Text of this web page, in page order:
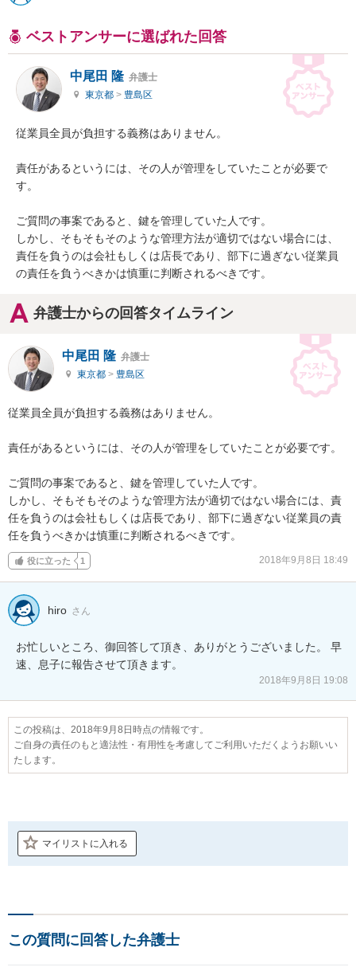
ベストアンサーに選ばれた回答
中尾田 隆 弁護士
東京都 > 豊島区
従業員全員が負担する義務はありません。
責任があるというには、その人が管理をしていたことが必要で
す。
ご質問の事案であると、鍵を管理していた人です。
しかし、そもそもそのような管理方法が適切ではない場合には、
責任を負うのは会社もしくは店長であり、部下に過ぎない従業員
の責任を負うべきかは慎重に判断されるべきです。
弁護士からの回答タイムライン
中尾田 隆 弁護士
東京都 > 豊島区
従業員全員が負担する義務はありません。
責任があるというには、その人が管理をしていたことが必要です。
ご質問の事案であると、鍵を管理していた人です。
しかし、そもそもそのような管理方法が適切ではない場合には、責
任を負うのは会社もしくは店長であり、部下に過ぎない従業員の責
任を負うべきかは慎重に判断されるべきです。
役に立った 1 2018年9月8日 18:49
hiro さん
お忙しいところ、御回答して頂き、ありがとうございました。 早
速、息子に報告させて頂きます。
2018年9月8日 19:08
この投稿は、2018年9月8日時点の情報です。
ご自身の責任のもと適法性・有用性を考慮してご利用いただくようお願いい
たします。
マイリストに入れる
この質問に回答した弁護士